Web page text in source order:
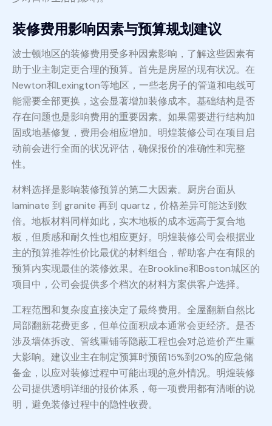
装修费用影响因素与预算规划建议
波士顿地区的装修费用受多种因素影响，了解这些因素有
助于业主制定更合理的预算。首先是房屋的现有状况。在
Newton和Lexington等地区，一些老房子的管道和电线可
能需要全部更换，这会显著增加装修成本。基础结构是否
存在问题也是影响费用的重要因素。如果需要进行结构加
固或地基修复，费用会相应增加。明煌装修公司在项目启
动前会进行全面的状况评估，确保报价的准确性和完整
性。
材料选择是影响装修预算的第二大因素。厨房台面从
laminate 到 granite 再到 quartz，价格差异可能达到数
倍。地板材料同样如此，实木地板的成本远高于复合地
板，但质感和耐久性也相应更好。明煌装修公司会根据业
主的预算推荐性价比最优的材料组合，帮助客户在有限的
预算内实现最佳的装修效果。在Brookline和Boston城区的
项目中，公司会提供多个档次的材料方案供客户选择。
工程范围和复杂度直接决定了最终费用。全屋翻新自然比
局部翻新花费更多，但单位面积成本通常会更经济。是否
涉及墙体拆改、管线重铺等隐蔽工程也会对总造价产生重
大影响。建议业主在制定预算时预留15%到20%的应急储
备金，以应对装修过程中可能出现的意外情况。明煌装修
公司提供透明详细的报价体系，每一项费用都有清晰的说
明，避免装修过程中的隐性收费。